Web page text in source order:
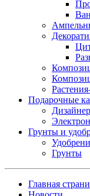
Подарочные
Грунты и
Грунты
Главная